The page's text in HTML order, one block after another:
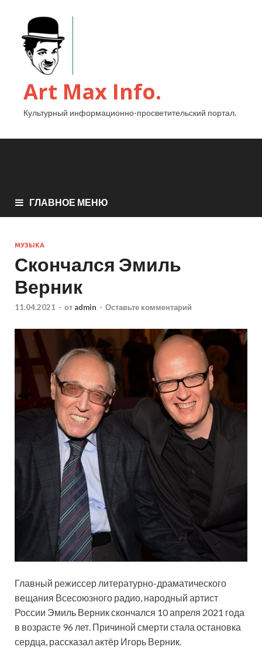
Art Max Info.
Культурный информационно-просветительский портал.
ГЛАВНОЕ МЕНЮ
МУЗЫКА
Скончался Эмиль
Верник
11.04.2021 - от admin - Оставьте комментарий
Главный режиссер литературно-драматического
вещания Всесоюзного радио, народный артист
России Эмиль Верник скончался 10 апреля 2021 года
в возрасте 96 лет. Причиной смерти стала остановка
сердца, рассказал актёр Игорь Верник.